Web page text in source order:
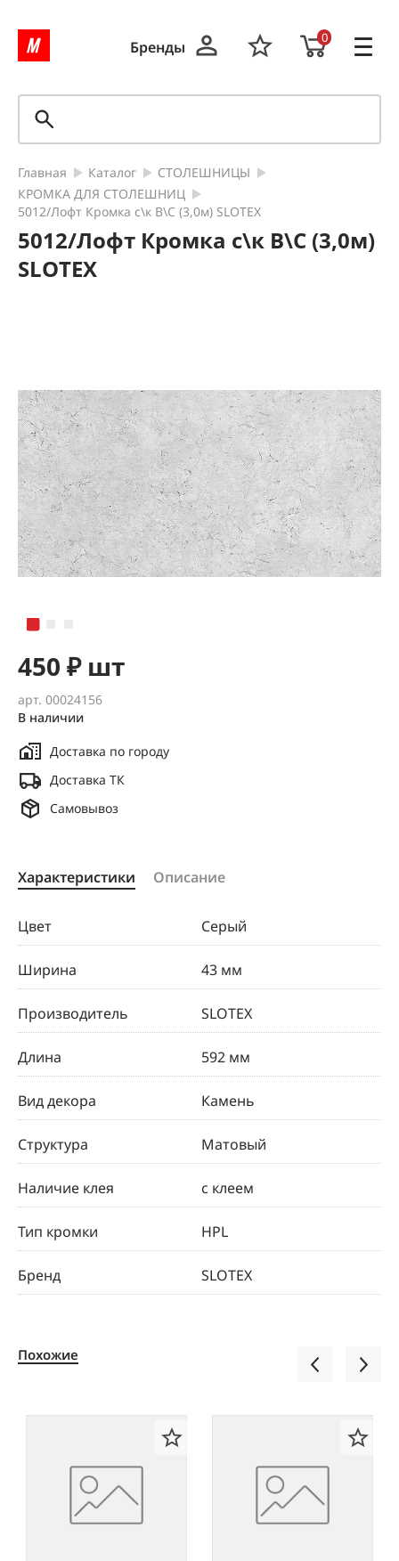
Бренды
0
Главная Каталог
СТОЛЕШНИЦЫ
КРОМКА ДЛЯ СТОЛЕШНИЦ
5012/Лофт Кромка с\к В\С (3,0м) SLOTEX
5012/Лофт Кромка с\к В\С (3,0м)
SLOTEX
арт. 00024156
В наличии
Доставка по городу
Доставка ТК
Самовывоз
450 ₽ шт
Характеристики Описание
Цвет Серый
Ширина 43 мм
Производитель SLOTEX
Длина 592 мм
Вид декора Камень
Структура Матовый
Наличие клея с клеем
Тип кромки HPL
Бренд SLOTEX
Похожие